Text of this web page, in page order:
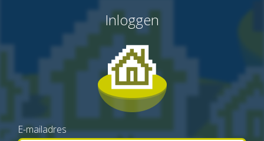
Inloggen
E-mailadres